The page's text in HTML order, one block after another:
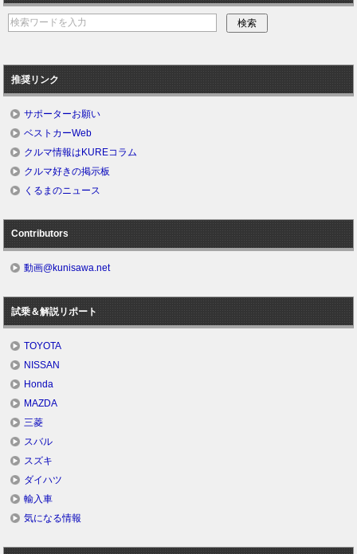
推奨リンク
サポーターお願い
ベストカーWeb
クルマ情報はKUREコラム
クルマ好きの掲示板
くるまのニュース
Contributors
動画@kunisawa.net
試乗＆解説リポート
TOYOTA
NISSAN
Honda
MAZDA
三菱
スバル
スズキ
ダイハツ
輸入車
気になる情報